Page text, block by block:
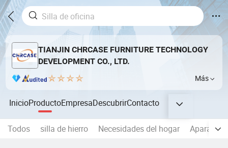
TIANJIN CHRCASE FURNITURE TECHNOLOGY
DEVELOPMENT CO., LTD.
Más
InicioProductoEmpresaDescubrirContacto
Todos silla de hierro Necesidades del hogar Aparato